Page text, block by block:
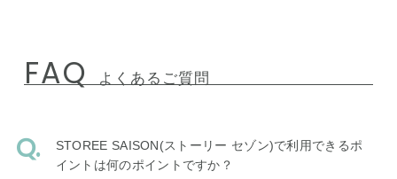
FAQ よくあるご質問
STOREE SAISON(ストーリー セゾン)で利用できるポ
イントは何のポイントですか？